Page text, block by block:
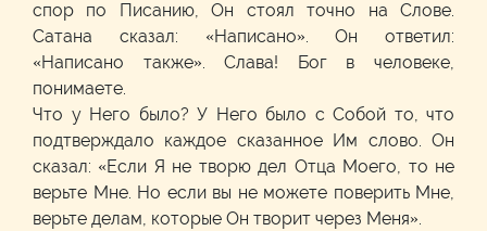
спор по Писанию, Он стоял точно на Слове.
Сатана сказал: «Написано». Он ответил:
«Написано также». Слава! Бог в человеке,
понимаете.
Что у Него было? У Него было с Собой то, что
подтверждало каждое сказанное Им слово. Он
сказал: «Если Я не творю дел Отца Моего, то не
верьте Мне. Но если вы не можете поверить Мне,
верьте делам, которые Он творит через Меня».